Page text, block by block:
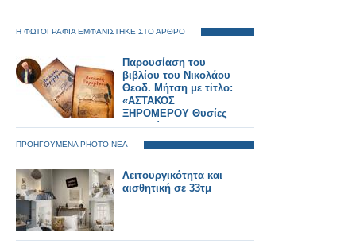
Η ΦΩΤΟΓΡΑΦΙΑ ΕΜΦΑΝΙΣΤΗΚΕ ΣΤΟ ΑΡΘΡΟ
Παρουσίαση του
βιβλίου του Νικολάου
Θεοδ. Μήτση με τίτλο:
«ΑΣΤΑΚΟΣ
ΞΗΡΟΜΕΡΟΥ Θυσίες
και Αγώνες στα
1821»... ΑΘΗΝΑ 30
Ιουνίου 2025,
ΦΩΤΟΡΕΠΟΡΤΑΖ
Γιώργος Κουβέλης
ΠΡΟΗΓΟΥΜΕΝΑ PHOTO ΝΕΑ
Λειτουργικότητα και
αισθητική σε 33τμ